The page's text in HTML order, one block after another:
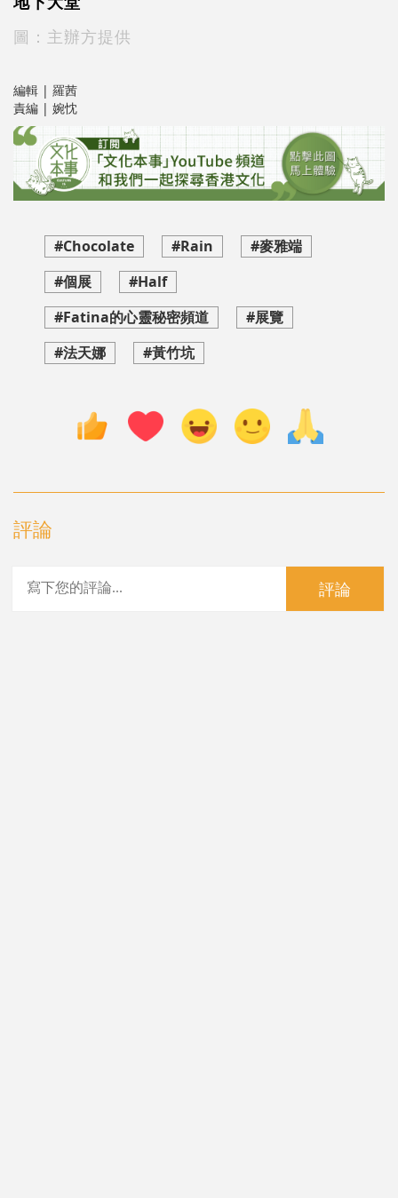
圖：主辦方提供
編輯 | 羅茜
責編 | 婉忱
#Chocolate #Rain
#麥雅端
#個展
#Half
#Fatina的心靈秘密頻道
#展覽
#法天娜
#黃竹坑
評論
評論